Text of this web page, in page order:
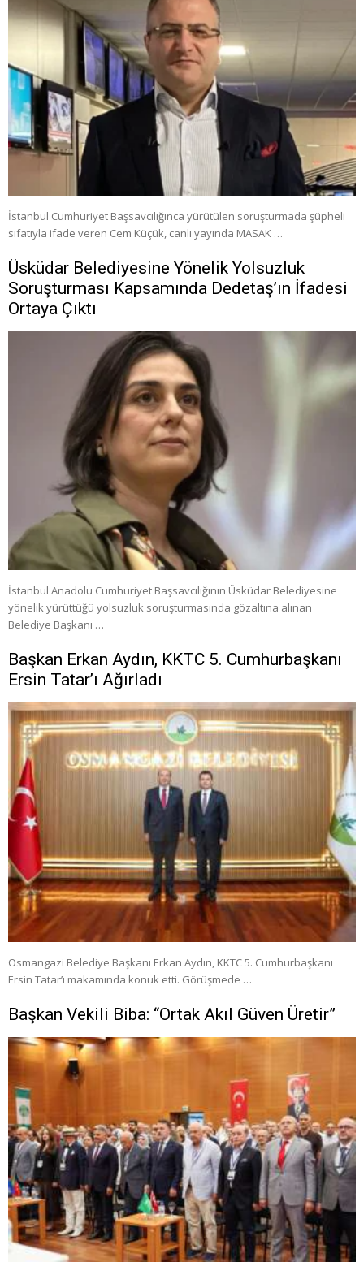
İstanbul Cumhuriyet Başsavcılığınca yürütülen soruşturmada şüpheli
sıfatıyla ifade veren Cem Küçük, canlı yayında MASAK …
Üsküdar Belediyesine Yönelik Yolsuzluk
Soruşturması Kapsamında Dedetaş’ın İfadesi
Ortaya Çıktı
İstanbul Anadolu Cumhuriyet Başsavcılığının Üsküdar Belediyesine
yönelik yürüttüğü yolsuzluk soruşturmasında gözaltına alınan
Belediye Başkanı …
Başkan Erkan Aydın, KKTC 5. Cumhurbaşkanı
Ersin Tatar’ı Ağırladı
Osmangazi Belediye Başkanı Erkan Aydın, KKTC 5. Cumhurbaşkanı
Ersin Tatar’ı makamında konuk etti. Görüşmede …
Başkan Vekili Biba: “Ortak Akıl Güven Üretir”